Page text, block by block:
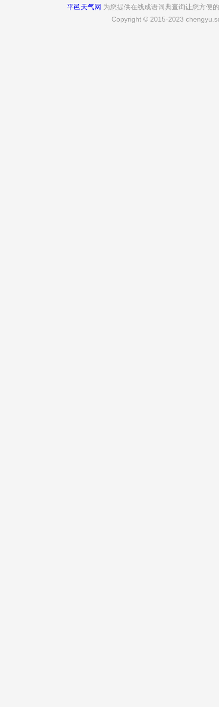
平邑天气网 为您提供在线成语词典查询让您方便
Copyright © 2015-2023